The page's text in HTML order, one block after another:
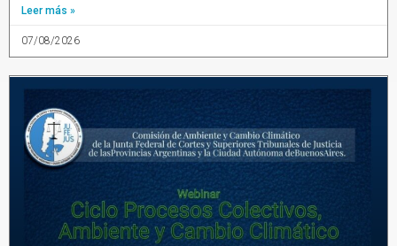
Leer más »
07/08/2026